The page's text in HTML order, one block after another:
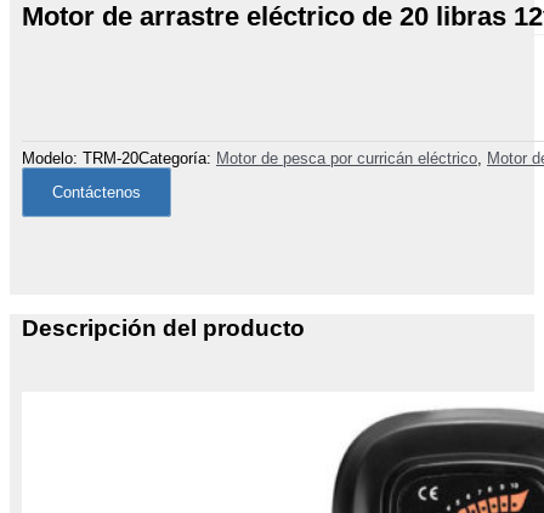
Motor de arrastre eléctrico de 20 libras
Modelo: TRM-20Categoría: Motor de pesca por curricán eléctrico, Motor
Contáctenos
Descripción del producto